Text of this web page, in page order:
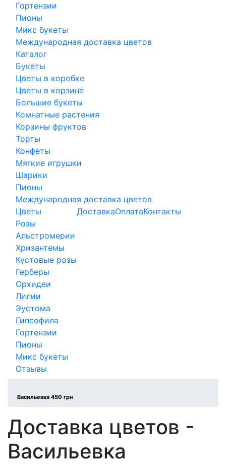
Гортензии
Пионы
Микс букеты
Международная доставка цветов
Каталог
Букеты
Цветы в коробке
Цветы в корзине
Большие букеты
Комнатные растения
Корзины фруктов
Торты
Конфеты
Мягкие игрушки
Шарики
Пионы
Международная доставка цветов
Цветы
Розы
Альстромерии
Хризантемы
Кустовые розы
Герберы
Орхидеи
Лилии
Эустома
Гипсофила
Гортензии
Пионы
Микс букеты
ДоставкаОплатаКонтакты
Отзывы
Васильевка 450 грн
Доставка цветов -
Васильевка